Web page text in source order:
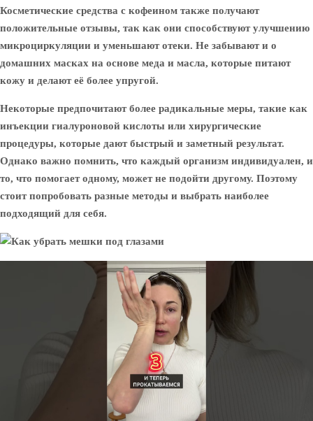
Косметические средства с кофеином также получают
положительные отзывы, так как они способствуют улучшению
микроциркуляции и уменьшают отеки. Не забывают и о
домашних масках на основе меда и масла, которые питают
кожу и делают её более упругой.
Некоторые предпочитают более радикальные меры, такие как
инъекции гиалуроновой кислоты или хирургические
процедуры, которые дают быстрый и заметный результат.
Однако важно помнить, что каждый организм индивидуален, и
то, что помогает одному, может не подойти другому. Поэтому
стоит попробовать разные методы и выбрать наиболее
подходящий для себя.